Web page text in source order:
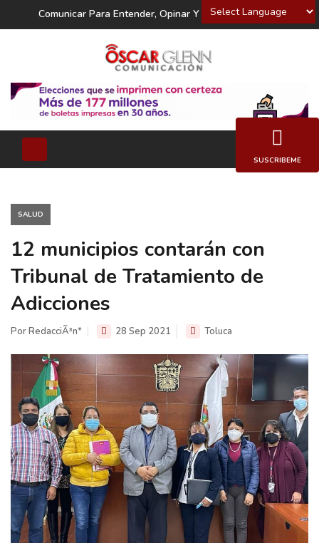
Powered by
Comunicar Para Entender, Opinar Y Decidir
SALUD
12 municipios contarán con
Tribunal de Tratamiento de
Adicciones
Por RedacciÃ³n* 28 Sep 2021 Toluca
SUSCRIBEME